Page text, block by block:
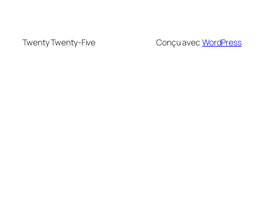
Twenty Twenty-Five Conçu avec WordPress